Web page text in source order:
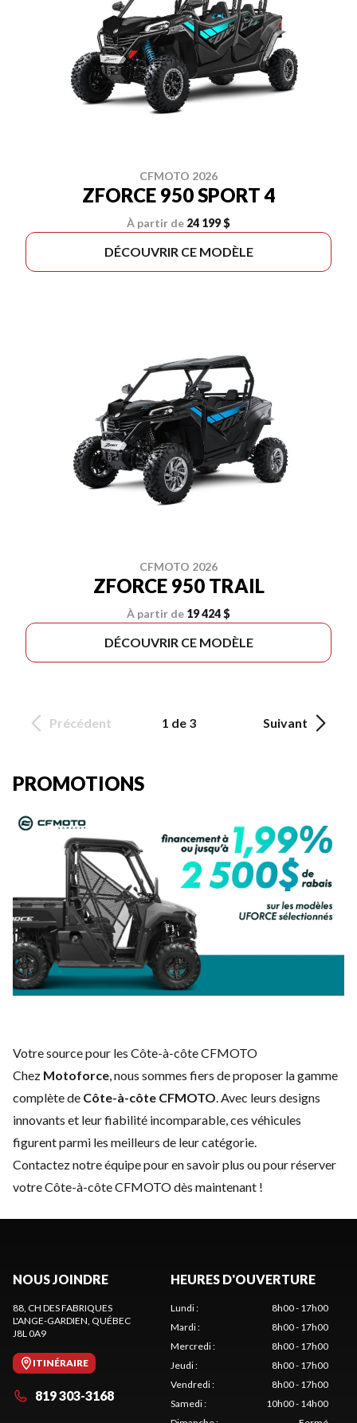
CFMOTO 2026
ZFORCE 950 SPORT 4
À partir de 24 199 $
DÉCOUVRIR CE MODÈLE
CFMOTO 2026
ZFORCE 950 TRAIL
À partir de 19 424 $
DÉCOUVRIR CE MODÈLE
Précédent 1 de 3 Suivant
PROMOTIONS
Votre source pour les Côte-à-côte CFMOTO
Chez Motoforce, nous sommes fiers de proposer la gamme
complète de Côte-à-côte CFMOTO. Avec leurs designs
innovants et leur fiabilité incomparable, ces véhicules
figurent parmi les meilleurs de leur catégorie.
Contactez notre équipepour en savoir plus ou pour réserver
votre Côte-à-côte CFMOTO dès maintenant !
NOUS JOINDRE
88, CH DES FABRIQUES
L'ANGE-GARDIEN, QUÉBEC
J8L 0A9
ITINÉRAIRE
819 303-3168
HEURES D'OUVERTURE
Lundi:
8h00 - 17h00
Mardi:
8h00 - 17h00
Mercredi:
8h00 - 17h00
Jeudi:
8h00 - 17h00
Vendredi:
8h00 - 17h00
Samedi:
10h00 - 14h00